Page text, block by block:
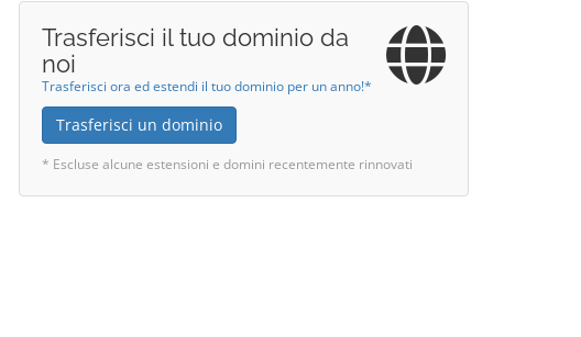
Trasferisci il tuo dominio da
noi
Trasferisci ora ed estendi il tuo dominio per un anno!*
Trasferisci un dominio
* Escluse alcune estensioni e domini recentemente rinnovati